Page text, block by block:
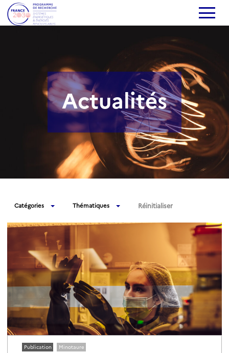
Actualités
Catégories
A venir
Article
Événements
Faits marquants
Médiation
Publication
Réseaux sociaux
Thématiques
AgriPV-ER
BioFlexPV
DC-Architect
Fine4Cast
Flex-Mediation
FlexTASE
HyMES
IOTA
Réinitialiser
Publication Minotaure